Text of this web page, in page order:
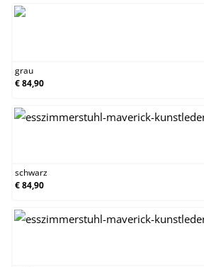
grau
€ 84,90
schwarz
€ 84,90